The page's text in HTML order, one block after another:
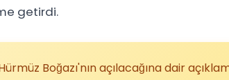
getirdi.
Boğazı'nın açılacağına dair